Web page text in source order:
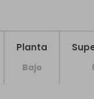
Planta
Bajo